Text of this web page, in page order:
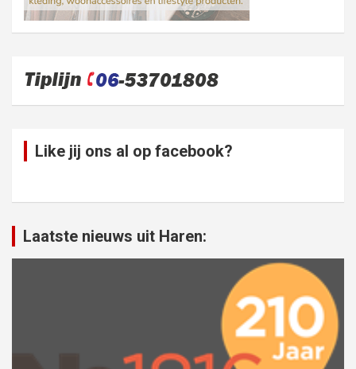
Like jij ons al op facebook?
Laatste nieuws uit Haren: